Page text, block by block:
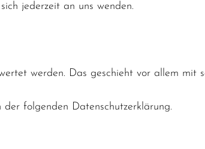
jederzeit an uns wenden.
werden. Das geschieht vor allem mit
folgenden Datenschutzerklärung.